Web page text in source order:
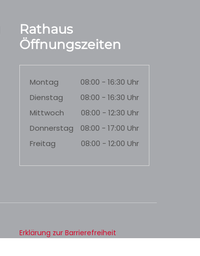
Rathaus
Öffnungszeiten
Montag
08:00 - 16:30 Uhr
Dienstag
08:00 - 16:30 Uhr
Mittwoch
08:00 - 12:30 Uhr
Donnerstag
08:00 - 17:00 Uhr
Freitag
08:00 - 12:00 Uhr
Erklärung zur Barrierefreiheit